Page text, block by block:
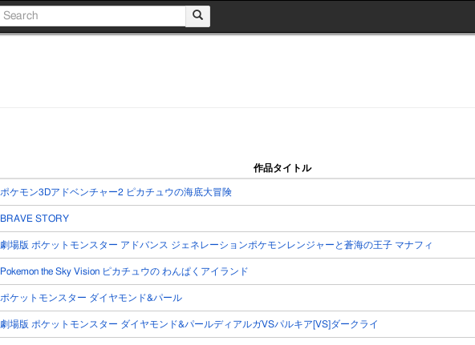
作品タイトル
ポケモン3Dアドベンチャー2 ピカチュウの海底大冒険
BRAVE STORY
劇場版 ポケットモンスター アドバンス ジェネレーションポケモンレンジャーと蒼海の王子 マナフィ
Pokemon the Sky Vision ピカチュウの わんぱくアイランド
ポケットモンスター ダイヤモンド&パール
劇場版 ポケットモンスター ダイヤモンド&パールディアルガVSパルキア[VS]ダークライ